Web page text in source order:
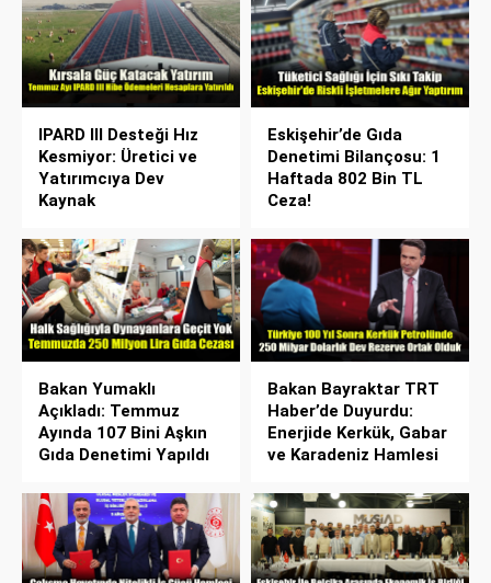
IPARD III Desteği Hız
Kesmiyor: Üretici ve
Yatırımcıya Dev
Kaynak
Eskişehir’de Gıda
Denetimi Bilançosu: 1
Haftada 802 Bin TL
Ceza!
Bakan Yumaklı
Açıkladı: Temmuz
Ayında 107 Bini Aşkın
Gıda Denetimi Yapıldı
Bakan Bayraktar TRT
Haber’de Duyurdu:
Enerjide Kerkük, Gabar
ve Karadeniz Hamlesi